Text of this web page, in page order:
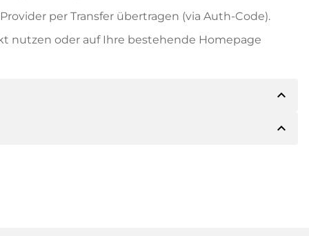
per Transfer übertragen (via Auth-Code).
nutzen oder auf Ihre bestehende Homepage
expand_less
der Zahlung mitteilen. Der Inhaber wird Ihnen
expand_less